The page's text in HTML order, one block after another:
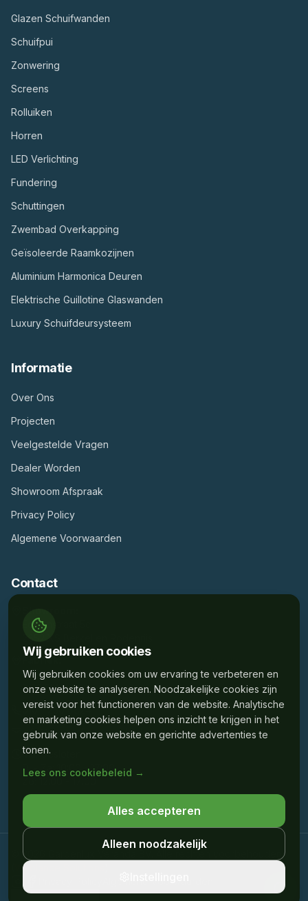
Glazen Schuifwanden
Schuifpui
Zonwering
Screens
Rolluiken
Horren
LED Verlichting
Fundering
Schuttingen
Zwembad Overkapping
Geïsoleerde Raamkozijnen
Aluminium Harmonica Deuren
Elektrische Guillotine Glaswanden
Luxury Schuifdeursysteem
Informatie
Over Ons
Projecten
Veelgestelde Vragen
Dealer Worden
Showroom Afspraak
Privacy Policy
Algemene Voorwaarden
Contact
Edisonstraat 5c
Fabriek:
Mercuriusstraat 43D
3133 EM Vlaardingen
010 - 230 6824
info@gardenluxveranda.nl
Ma: Gesloten
Di - Za: 10:00 - 17:00
2026
Gardenlux Veranda BV. Alle rechten voorbehouden.
Weblance Solutions
Cookie-instellingen
Wij gebruiken cookies
Wij gebruiken cookies om uw ervaring te verbeteren en
onze website te analyseren. Noodzakelijke cookies zijn
vereist voor het functioneren van de website. Analytische
en marketing cookies helpen ons inzicht te krijgen in het
gebruik van onze website en gerichte advertenties te
tonen.
Lees ons cookiebeleid →
Alles accepteren
Alleen noodzakelijk